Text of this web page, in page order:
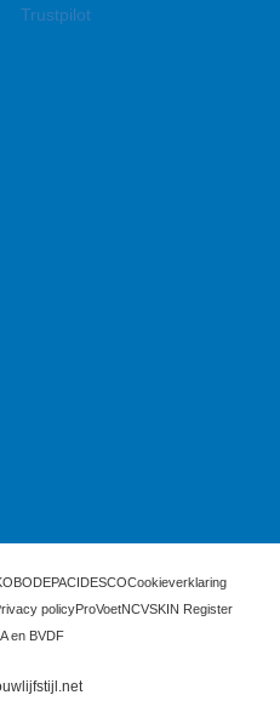
Trustpilot
BODEPACIDESCOCookieverklaring
policyProVoetNCVSKIN Register
en BVDF